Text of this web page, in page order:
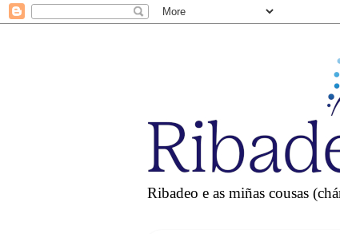
Ribadeo e as miñas cousas